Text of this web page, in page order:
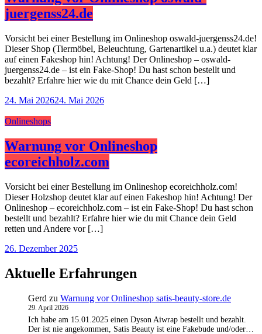
juergenss24.de
Vorsicht bei einer Bestellung im Onlineshop oswald-juergenss24.de!
Dieser Shop (Tiermöbel, Beleuchtung, Gartenartikel u.a.) deutet klar
auf einen Fakeshop hin! Achtung! Der Onlineshop – oswald-
juergenss24.de – ist ein Fake-Shop! Du hast schon bestellt und
bezahlt? Erfahre hier wie du mit Chance dein Geld […]
24. Mai 202624. Mai 2026
Onlineshops
Warnung vor Onlineshop
ecoreichholz.com
Vorsicht bei einer Bestellung im Onlineshop ecoreichholz.com!
Dieser Holzshop deutet klar auf einen Fakeshop hin! Achtung! Der
Onlineshop – ecoreichholz.com – ist ein Fake-Shop! Du hast schon
bestellt und bezahlt? Erfahre hier wie du mit Chance dein Geld
retten und Andere vor […]
26. Dezember 2025
Aktuelle Erfahrungen
Gerd zu Warnung vor Onlineshop satis-beauty-store.de
29. April 2026
Ich habe am 15.01.2025 einen Dyson Aiwrap bestellt und bezahlt.
Der ist nie angekommen, Satis Beauty ist eine Fakebude und/oder…